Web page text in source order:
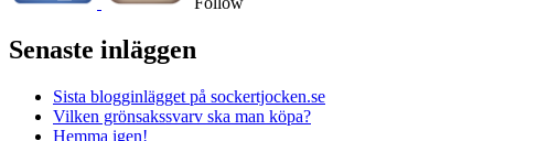
Senaste inläggen
Sista blogginlägget på sockertjocken.se
Vilken grönsakssvarv ska man köpa?
Hemma igen!